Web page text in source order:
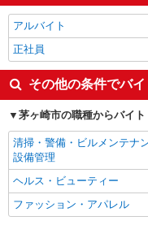
アルバイト
正社員
その他の条件でバ
茅ヶ崎市の職種からバイ
清掃・警備・ビルメンテナ
設備管理
ヘルス・ビューティー
ファッション・アパレル